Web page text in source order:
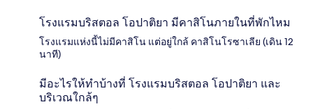
โรงแรมบริสตอล โอปาติยา มีคาสิโนภายในที่พักไหม
โรงแรมแห่งนี้ไม่มีคาสิโน แต่อยู่ใกล้ คาสิโนโรซาเลีย (เดิน 12
นาที)
มีอะไรให้ทำบ้างที่ โรงแรมบริสตอล โอปาติยา และ
บริเวณใกล้ๆ